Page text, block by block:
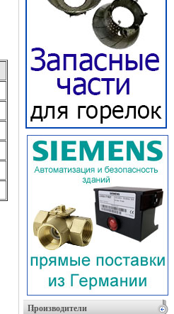
Производители